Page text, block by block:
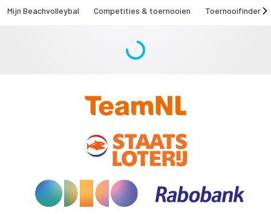
Mijn Beachvolleybal Competities & toernooien Toernooifinder